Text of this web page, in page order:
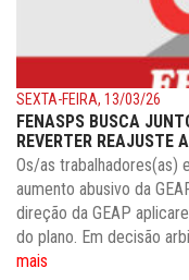
SEXTA-FEIRA, 13/03/26
FENASPS BUSCA
REVERTER REAJUSTE
Os/as trabalhadores(as)
aumento abusivo da
direção da GEAP
do plano. Em decisão
mais